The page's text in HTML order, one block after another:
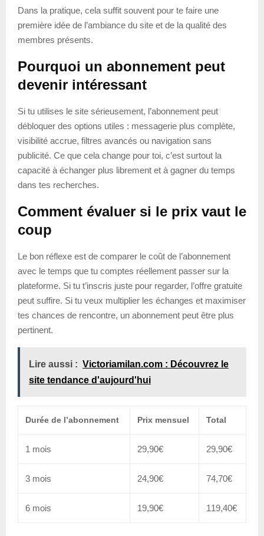
Dans la pratique, cela suffit souvent pour te faire une
première idée de l’ambiance du site et de la qualité des
membres présents.
Pourquoi un abonnement peut
devenir intéressant
Si tu utilises le site sérieusement, l’abonnement peut
débloquer des options utiles : messagerie plus complète,
visibilité accrue, filtres avancés ou navigation sans
publicité. Ce que cela change pour toi, c’est surtout la
capacité à échanger plus librement et à gagner du temps
dans tes recherches.
Comment évaluer si le prix vaut le
coup
Le bon réflexe est de comparer le coût de l’abonnement
avec le temps que tu comptes réellement passer sur la
plateforme. Si tu t’inscris juste pour regarder, l’offre gratuite
peut suffire. Si tu veux multiplier les échanges et maximiser
tes chances de rencontre, un abonnement peut être plus
pertinent.
Lire aussi : Victoriamilan.com : Découvrez le
site tendance d'aujourd'hui
Durée de l’abonnement Prix mensuel Total
1 mois 29,90€ 29,90€
3 mois 24,90€ 74,70€
6 mois 19,90€ 119,40€